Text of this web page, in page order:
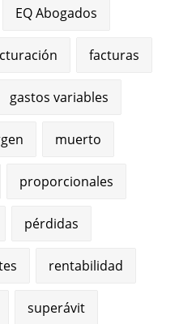
EQ Abogados
facturas
gastos variables
muerto
proporcionales
pérdidas
rentabilidad
superávit